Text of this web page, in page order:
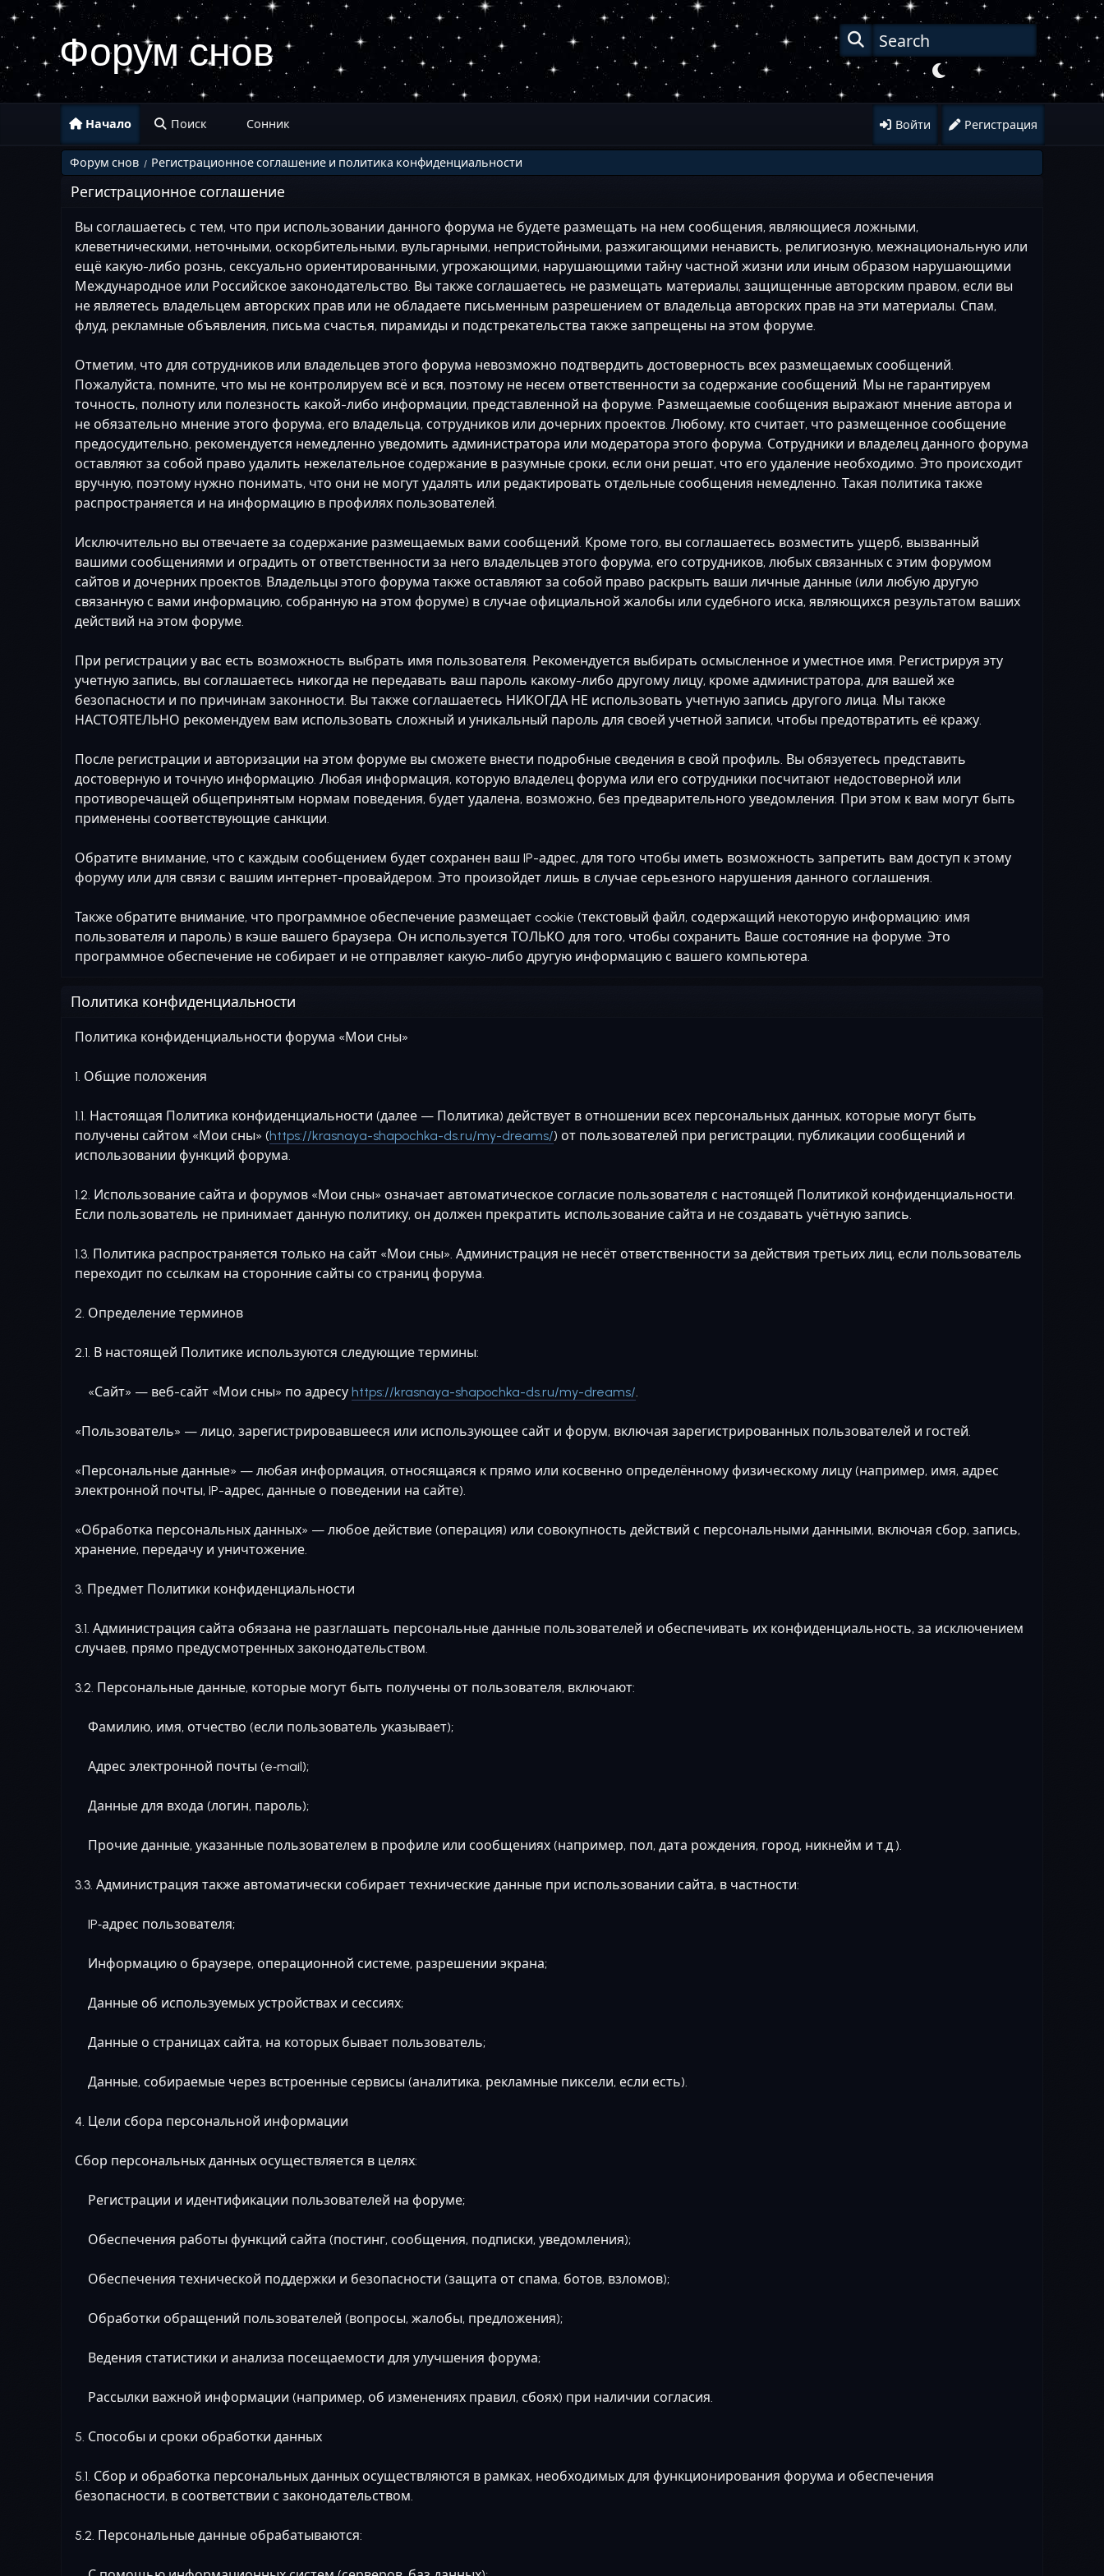
Форум снов
Войти Регистрация
Начало Поиск Сонник
Форум снов / Регистрационное соглашение и политика конфиденциальности
Регистрационное соглашение
Вы соглашаетесь с тем, что при использовании данного форума не будете размещать на нем сообщения, являющиеся ложными,
клеветническими, неточными, оскорбительными, вульгарными, непристойными, разжигающими ненависть, религиозную, межнациональную или
ещё какую-либо рознь, сексуально ориентированными, угрожающими, нарушающими тайну частной жизни или иным образом нарушающими
Международное или Российское законодательство. Вы также соглашаетесь не размещать материалы, защищенные авторским правом, если вы
не являетесь владельцем авторских прав или не обладаете письменным разрешением от владельца авторских прав на эти материалы. Спам,
флуд, рекламные объявления, письма счастья, пирамиды и подстрекательства также запрещены на этом форуме.
Отметим, что для сотрудников или владельцев этого форума невозможно подтвердить достоверность всех размещаемых сообщений.
Пожалуйста, помните, что мы не контролируем всё и вся, поэтому не несем ответственности за содержание сообщений. Мы не гарантируем
точность, полноту или полезность какой-либо информации, представленной на форуме. Размещаемые сообщения выражают мнение автора и
не обязательно мнение этого форума, его владельца, сотрудников или дочерних проектов. Любому, кто считает, что размещенное сообщение
предосудительно, рекомендуется немедленно уведомить администратора или модератора этого форума. Сотрудники и владелец данного форума
оставляют за собой право удалить нежелательное содержание в разумные сроки, если они решат, что его удаление необходимо. Это происходит
вручную, поэтому нужно понимать, что они не могут удалять или редактировать отдельные сообщения немедленно. Такая политика также
распространяется и на информацию в профилях пользователей.
Исключительно вы отвечаете за содержание размещаемых вами сообщений. Кроме того, вы соглашаетесь возместить ущерб, вызванный
вашими сообщениями и оградить от ответственности за него владельцев этого форума, его сотрудников, любых связанных с этим форумом
сайтов и дочерних проектов. Владельцы этого форума также оставляют за собой право раскрыть ваши личные данные (или любую другую
связанную с вами информацию, собранную на этом форуме) в случае официальной жалобы или судебного иска, являющихся результатом ваших
действий на этом форуме.
При регистрации у вас есть возможность выбрать имя пользователя. Рекомендуется выбирать осмысленное и уместное имя. Регистрируя эту
учетную запись, вы соглашаетесь никогда не передавать ваш пароль какому-либо другому лицу, кроме администратора, для вашей же
безопасности и по причинам законности. Вы также соглашаетесь НИКОГДА НЕ использовать учетную запись другого лица. Мы также
НАСТОЯТЕЛЬНО рекомендуем вам использовать сложный и уникальный пароль для своей учетной записи, чтобы предотвратить её кражу.
После регистрации и авторизации на этом форуме вы сможете внести подробные сведения в свой профиль. Вы обязуетесь представить
достоверную и точную информацию. Любая информация, которую владелец форума или его сотрудники посчитают недостоверной или
противоречащей общепринятым нормам поведения, будет удалена, возможно, без предварительного уведомления. При этом к вам могут быть
применены соответствующие санкции.
Обратите внимание, что с каждым сообщением будет сохранен ваш IP-адрес, для того чтобы иметь возможность запретить вам доступ к этому
форуму или для связи с вашим интернет-провайдером. Это произойдет лишь в случае серьезного нарушения данного соглашения.
Также обратите внимание, что программное обеспечение размещает cookie (текстовый файл, содержащий некоторую информацию: имя
пользователя и пароль) в кэше вашего браузера. Он используется ТОЛЬКО для того, чтобы сохранить Ваше состояние на форуме. Это
программное обеспечение не собирает и не отправляет какую-либо другую информацию с вашего компьютера.
Политика конфиденциальности
Политика конфиденциальности форума «Мои сны»
1. Общие положения
1.1. Настоящая Политика конфиденциальности (далее — Политика) действует в отношении всех персональных данных, которые могут быть
получены сайтом «Мои сны» (https://krasnaya-shapochka-ds.ru/my-dreams/) от пользователей при регистрации, публикации сообщений и
использовании функций форума.
1.2. Использование сайта и форумов «Мои сны» означает автоматическое согласие пользователя с настоящей Политикой конфиденциальности.
Если пользователь не принимает данную политику, он должен прекратить использование сайта и не создавать учётную запись.
1.3. Политика распространяется только на сайт «Мои сны». Администрация не несёт ответственности за действия третьих лиц, если пользователь
переходит по ссылкам на сторонние сайты со страниц форума.
2. Определение терминов
2.1. В настоящей Политике используются следующие термины:
«Сайт» — веб-сайт «Мои сны» по адресу https://krasnaya-shapochka-ds.ru/my-dreams/.
«Пользователь» — лицо, зарегистрировавшееся или использующее сайт и форум, включая зарегистрированных пользователей и гостей.
«Персональные данные» — любая информация, относящаяся к прямо или косвенно определённому физическому лицу (например, имя, адрес
электронной почты, IP-адрес, данные о поведении на сайте).
«Обработка персональных данных» — любое действие (операция) или совокупность действий с персональными данными, включая сбор, запись,
хранение, передачу и уничтожение.
3. Предмет Политики конфиденциальности
3.1. Администрация сайта обязана не разглашать персональные данные пользователей и обеспечивать их конфиденциальность, за исключением
случаев, прямо предусмотренных законодательством.
3.2. Персональные данные, которые могут быть получены от пользователя, включают:
Фамилию, имя, отчество (если пользователь указывает);
Адрес электронной почты (e‑mail);
Данные для входа (логин, пароль);
Прочие данные, указанные пользователем в профиле или сообщениях (например, пол, дата рождения, город, никнейм и т.д.).
3.3. Администрация также автоматически собирает технические данные при использовании сайта, в частности:
IP‑адрес пользователя;
Информацию о браузере, операционной системе, разрешении экрана;
Данные об используемых устройствах и сессиях;
Данные о страницах сайта, на которых бывает пользователь;
Данные, собираемые через встроенные сервисы (аналитика, рекламные пиксели, если есть).
4. Цели сбора персональной информации
Сбор персональных данных осуществляется в целях:
Регистрации и идентификации пользователей на форуме;
Обеспечения работы функций сайта (постинг, сообщения, подписки, уведомления);
Обеспечения технической поддержки и безопасности (защита от спама, ботов, взломов);
Обработки обращений пользователей (вопросы, жалобы, предложения);
Ведения статистики и анализа посещаемости для улучшения форума;
Рассылки важной информации (например, об изменениях правил, сбоях) при наличии согласия.
5. Способы и сроки обработки данных
5.1. Сбор и обработка персональных данных осуществляются в рамках, необходимых для функционирования форума и обеспечения
безопасности, в соответствии с законодательством.
5.2. Персональные данные обрабатываются: